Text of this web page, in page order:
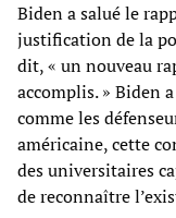
Biden a salué le
justification de la
dit, « un nouveau
accomplis. » Biden
comme les
américaine, cette
des universitaires
de reconnaître